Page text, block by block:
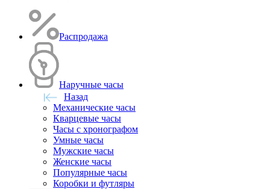
Распродажа
Наручные часы
Назад
Механические часы
Кварцевые часы
Часы с хронографом
Умные часы
Мужские часы
Женские часы
Популярные часы
Коробки и футляры